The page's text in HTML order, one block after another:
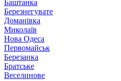
Баштанка
Березнегувате
Доманівка
Миколаїв
Нова Одеса
Первомайськ
Березанка
Братське
Веселинове